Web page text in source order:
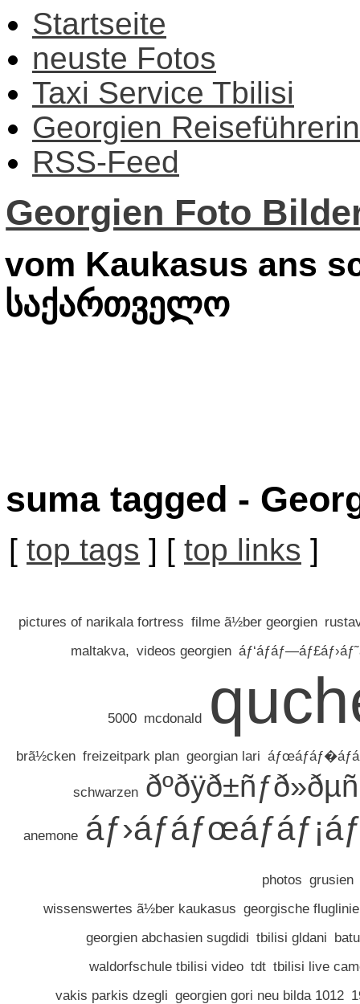
Startseite
neuste Fotos
Taxi Service Tbilisi
Georgien Reiseführerin
RSS-Feed
Georgien Foto
vom Kaukasus ans
საქართველო
suma tagged -
[ top tags ] [ top links ]
pictures of narikala fortress filme ã½ber georgien
maltakva, videos georgien
5000 mcdonald
brã½cken freizeitpark plan georgian lari
schwarzen
anemone
photos grusien
wissenswertes ã½ber kaukasus georgische fluglinie
georgien abchasien sugdidi tbilisi gldani
waldorfschule tbilisi video tdt tbilisi live
vakis parkis dzegli georgien gori neu bilda 1012